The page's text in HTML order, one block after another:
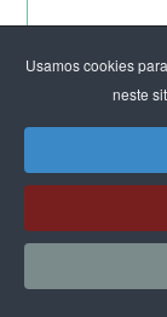
Usamos cookies
neste